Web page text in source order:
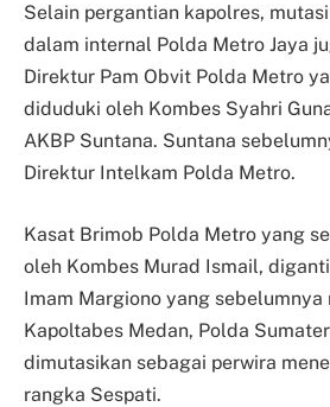
Selain pergantian kapolres,
dalam internal Polda Metro Jaya
Direktur Pam Obvit Polda Metro
diduduki oleh Kombes Syahri
AKBP Suntana. Suntana
Direktur Intelkam Polda Metro.
Kasat Brimob Polda Metro yang
oleh Kombes Murad Ismail,
Imam Margiono yang
Kapoltabes Medan, Polda
dimutasikan sebagai perwira
rangka Sespati.